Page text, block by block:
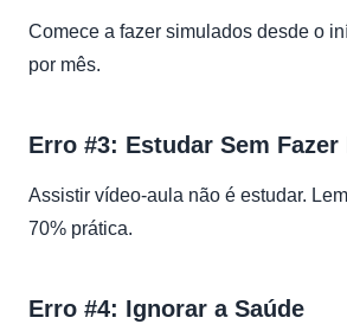
Comece a fazer simulados desde o
por mês.
Erro #3: Estudar Sem
Assistir vídeo-aula não é estudar.
70% prática.
Erro #4: Ignorar a Saúde